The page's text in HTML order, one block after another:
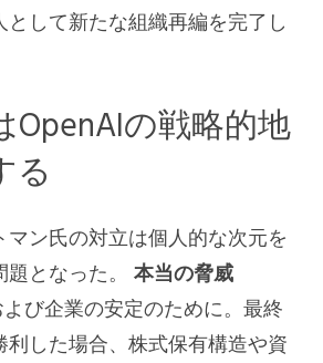
して新たな組織再編を完了し
OpenAIの戦略的地
る
マン氏の対立は個人的な次元を
となった。
本当の脅威
び企業の安定のために。最終
利した場合、株式保有構造や資